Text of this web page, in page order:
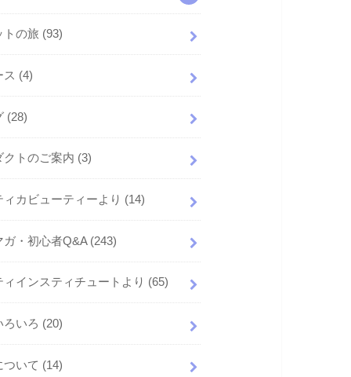
トの旅 (93)
ス (4)
(28)
クトのご案内 (3)
ィカビューティーより (14)
ガ・初心者Q&A (243)
ィインスティチュートより (65)
ろいろ (20)
ついて (14)